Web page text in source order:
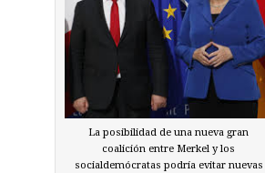
La posibilidad de una nueva gran
coalición entre Merkel y los
socialdemócratas podría evitar nuevas